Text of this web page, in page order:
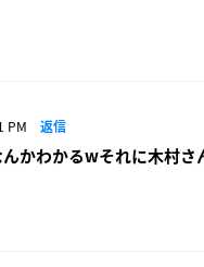
PM 返信
かわかるwそれに木村さ